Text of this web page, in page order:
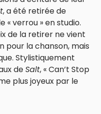
, a été retirée de
« verrou » en studio.
de la retirer ne vient
pour la chanson, mais
Stylistiquement
deSalt, « Can’t Stop
plus joyeux par le